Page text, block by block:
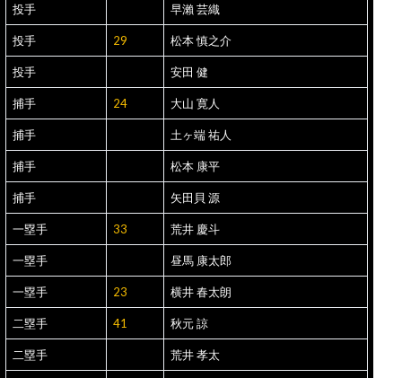
投手 早瀨 芸織
投手 29 松本 慎之介
投手 安田 健
捕手 24 大山 寛人
捕手 土ヶ端 祐人
捕手 松本 康平
捕手 矢田貝 源
一塁手 33 荒井 慶斗
一塁手 昼馬 康太郎
一塁手 23 横井 春太朗
二塁手 41 秋元 諒
二塁手 荒井 孝太